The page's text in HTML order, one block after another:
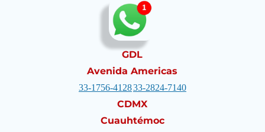
GDL
Avenida Americas
33-1756-412833-2824-7140
CDMX
Cuauhtémoc